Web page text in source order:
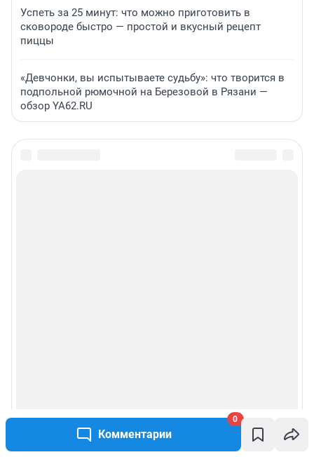
Комментарии
0
Успеть за 25 минут: что можно приготовить в
сковороде быстро — простой и вкусный рецепт
пиццы
«Девчонки, вы испытываете судьбу»: что творится в
подпольной рюмочной на Березовой в Рязани —
обзор YA62.RU